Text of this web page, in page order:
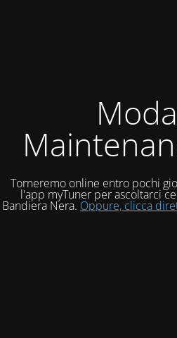
Torneremo online entro pochi
l'app myTuner per ascoltarci
Bandiera Nera. Oppure, clicca